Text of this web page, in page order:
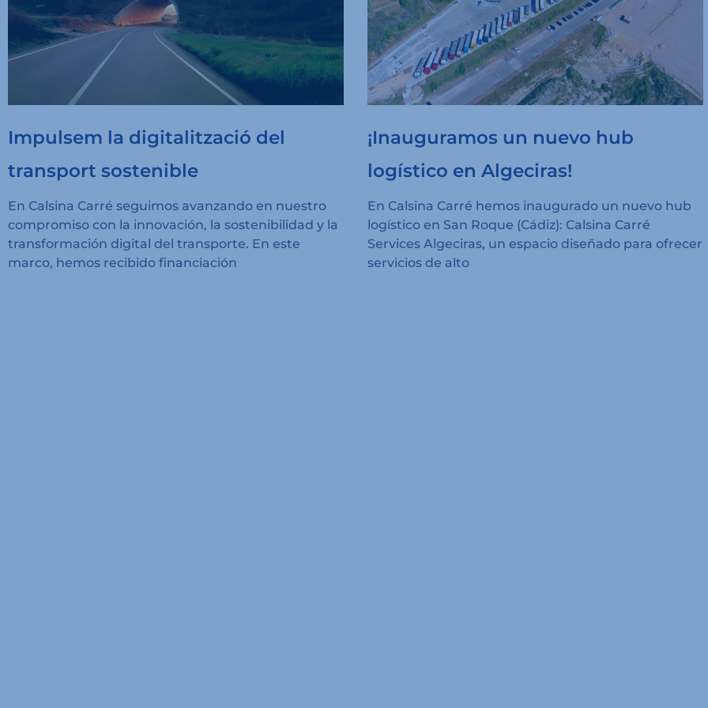
Impulsem la digitalització del
transport sostenible
En Calsina Carré seguimos avanzando en nuestro
compromiso con la innovación, la sostenibilidad y la
transformación digital del transporte. En este
marco, hemos recibido financiación
¡Inauguramos un nuevo hub
logístico en Algeciras!
En Calsina Carré hemos inaugurado un nuevo hub
logístico en San Roque (Cádiz): Calsina Carré
Services Algeciras, un espacio diseñado para ofrecer
servicios de alto